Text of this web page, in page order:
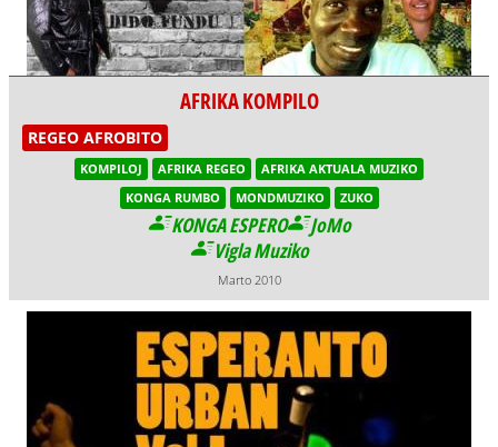
AFRIKA KOMPILO
REGEO AFROBITO
KOMPILOJ AFRIKA REGEO
AFRIKA AKTUALA MUZIKO
KONGA RUMBO
MONDMUZIKO ZUKO
KONGA ESPERO
JoMo
Vigla Muziko
Marto 2010